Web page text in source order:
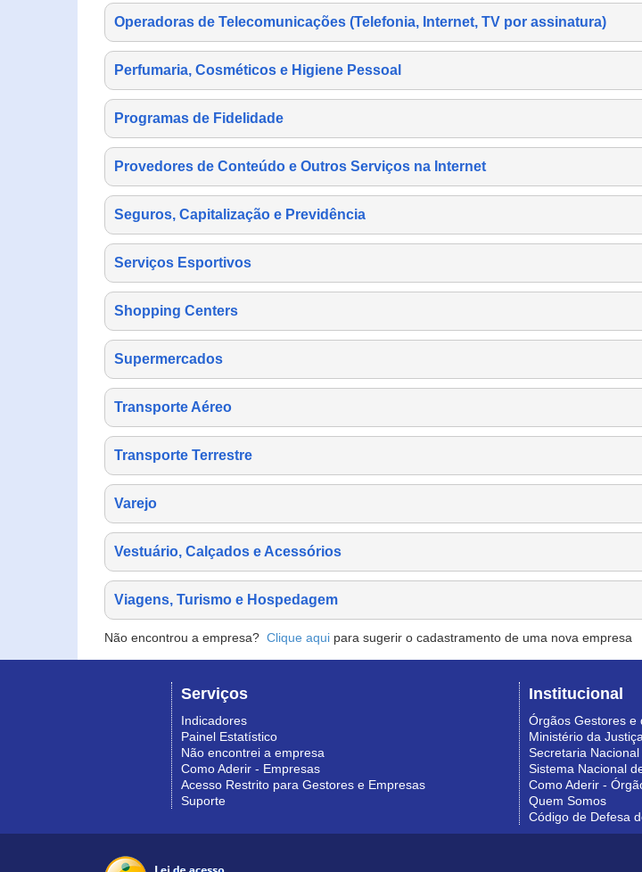
Operadoras de Telecomunicações (Telefonia, Internet, TV por assinatura)
Perfumaria, Cosméticos e Higiene Pessoal
Programas de Fidelidade
Provedores de Conteúdo e Outros Serviços na Internet
Seguros, Capitalização e Previdência
Serviços Esportivos
Shopping Centers
Supermercados
Transporte Aéreo
Transporte Terrestre
Varejo
Vestuário, Calçados e Acessórios
Viagens, Turismo e Hospedagem
Não encontrou a empresa? Clique aqui para sugerir o cadastramento de uma nova empresa
Serviços
Indicadores
Painel Estatístico
Não encontrei a empresa
Como Aderir - Empresas
Acesso Restrito para Gestores e Empresas
Suporte
Institucional
Órgãos Gestores e
Ministério da
Secretaria
Sistema Nacional
Como Aderir -
Quem Somos
Código de Defesa